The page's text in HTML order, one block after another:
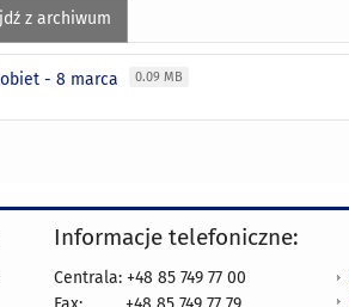
z archiwum
- 8 marca 0.09 MB
Informacje telefoniczne:
Centrala: +48 85 749 77 00